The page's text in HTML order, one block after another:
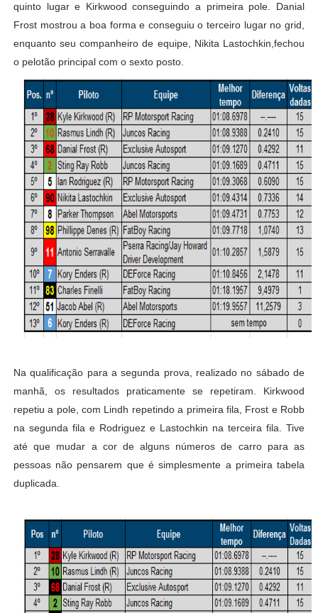
quinto lugar e Kirkwood conseguindo a primeira pole. Danial
Frost mostrou a boa forma e conseguiu o terceiro lugar no grid,
enquanto seu companheiro de equipe, Nikita Lastochkin,fechou
o pelotão principal com o sexto posto.
Na qualificação para a segunda prova, realizado no sábado de
manhã, os resultados praticamente se repetiram. Kirkwood
repetiu a pole, com Lindh repetindo a primeira fila, Frost e Robb
na segunda fila e Rodriguez e Lastochkin na terceira fila. Tive
até que mudar a cor de alguns números de carro para as
pessoas não pensarem que é simplesmente a primeira tabela
duplicada.